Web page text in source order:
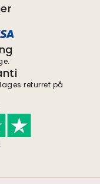
returret på